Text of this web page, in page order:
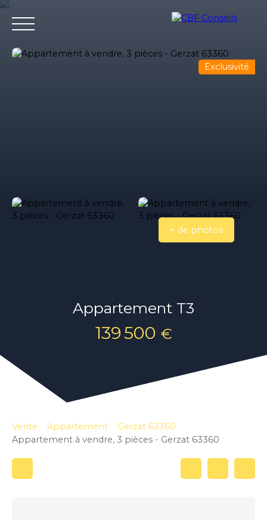
Estimation
Exclusivité
+ de photos
Appartement T3
139 500 €
Vente Appartement
Gerzat 63360
Appartement à vendre, 3 pièces - Gerzat 63360